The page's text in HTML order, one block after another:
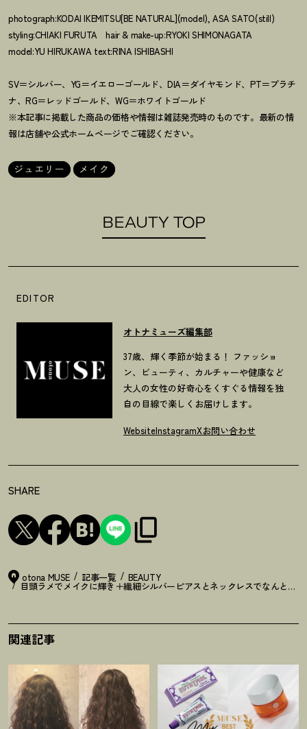
photograph:KODAI IKEMITSU[BE NATURAL](model), ASA SATO(still)
styling:CHIAKI FURUTA hair & make-up:RYOKI SHIMONAGATA
model:YU HIRUKAWA text:RINA ISHIBASHI
SV＝シルバー、YG＝イエローゴールド、DIA＝ダイヤモンド、PT＝プラチ
ナ、RG＝レッドゴールド、WG＝ホワイトゴールド
※本記事に掲載した商品の価格や情報は雑誌発売時のものです。最新の情
報は店舗や公式ホームページでご確認ください。
ジュエリー メイク
BEAUTY TOP
EDITOR
オトナミューズ編集部
37歳、輝く季節が始まる！ ファッショ
ン、ビューティ、カルチャーや健康など
大人の女性の好奇心をくすぐる情報を独
自の目線で楽しくお届けします。
WebsiteInstagramXお問い合わせ
SHARE
otona MUSE 記事一覧 BEAUTY
目頭ラメでメイクに輝き＋繊細シルバーピアスとネックレスでなんとも
関連記事